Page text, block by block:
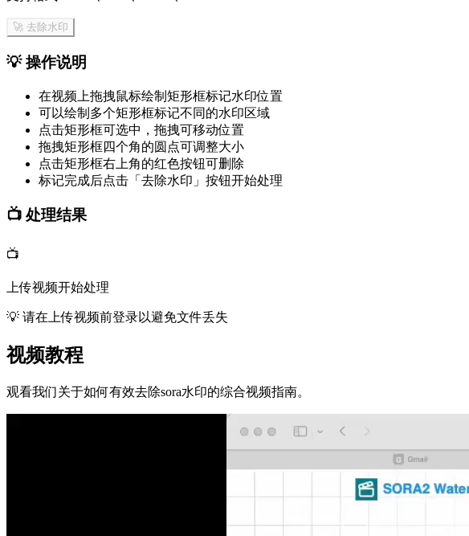
🚀 去除水印
💡操作说明
在视频上拖拽鼠标绘制矩形框标记水印位置
可以绘制多个矩形框标记不同的水印区域
点击矩形框可选中，拖拽可移动位置
拖拽矩形框四个角的圆点可调整大小
点击矩形框右上角的红色按钮可删除
标记完成后点击「去除水印」按钮开始处理
📺 处理结果
📺
上传视频开始处理
💡 请在上传视频前登录以避免文件丢失
视频教程
观看我们关于如何有效去除sora水印的综合视频指南。